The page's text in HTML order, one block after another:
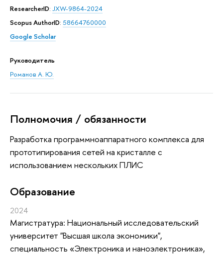
ResearcherID: JXW-9864-2024
Scopus AuthorID: 58664760000
Google Scholar
Руководитель
Романов А. Ю.
Полномочия / обязанности
Разработка программноаппаратного комплекса для
прототипирования сетей на кристалле с
использованием нескольких ПЛИС
Oбразование
2024
Магистратура: Национальный исследовательский
университет "Высшая школа экономики",
специальность «Электроника и наноэлектроника»,